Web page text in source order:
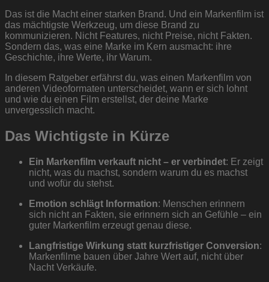
Das ist die Macht einer starken Brand. Und ein Markenfilm ist
das mächtigste Werkzeug, um diese Brand zu
kommunizieren. Nicht Features, nicht Preise, nicht Fakten.
Sondern das, was eine Marke im Kern ausmacht: ihre
Geschichte, ihre Werte, ihr Warum.
In diesem Ratgeber erfährst du, was einen Markenfilm von
anderen Videoformaten unterscheidet, wann er sich lohnt
und wie du einen Film erstellst, der deine Marke
unvergesslich macht.
Das Wichtigste in Kürze
Ein Markenfilm verkauft nicht – er verbindet: Er zeigt
nicht, was du machst, sondern warum du es machst
und wofür du stehst.
Emotion schlägt Information: Menschen erinnern
sich nicht an Fakten, sie erinnern sich an Gefühle – ein
guter Markenfilm erzeugt genau diese.
Langfristige Wirkung statt kurzfristiger Conversion:
Markenfilme bauen über Jahre Wert auf, nicht über
Nacht Verkäufe.